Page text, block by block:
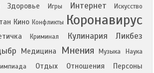
Здоровье Игры Интернет Искусство
Кино Конфликты Коронавирус
Криминал Кулинария Ликбез
Медицина Мнения Музыка Наука
Отдых Отношения Персоны